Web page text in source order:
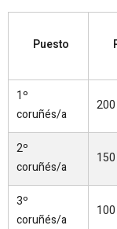
Puesto
1º
coruñés/a
2º
coruñés/a
3º
coruñés/a